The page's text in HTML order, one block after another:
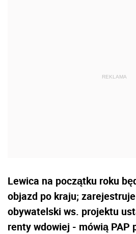
Lewica na początku roku
objazd po kraju;
obywatelski ws. projektu
renty wdowiej - mówią PAP